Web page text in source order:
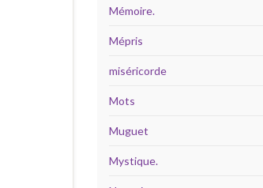
Mémoire.
Mépris
miséricorde
Mots
Muguet
Mystique.